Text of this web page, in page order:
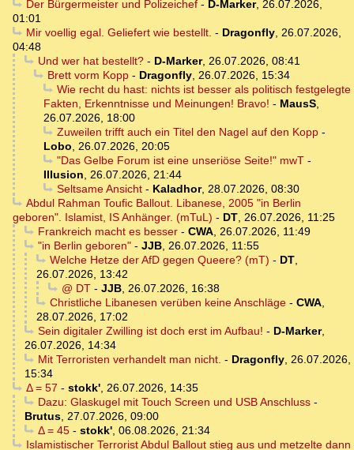
Der Bürgermeister und Polizeichef- D-Marker, 26.07.2026,
01:01
Mir voellig egal. Geliefert wie bestellt. - Dragonfly, 26.07.2026,
04:48
Und wer hat bestellt?- D-Marker, 26.07.2026, 08:41
Brett vorm Kopp- Dragonfly, 26.07.2026, 15:34
Wie recht du hast: nichts ist besser als politisch festgelegte
Fakten, Erkenntnisse und Meinungen! Bravo! - MausS,
26.07.2026, 18:00
Zuweilen trifft auch ein Titel den Nagel auf den Kopp-
Lobo, 26.07.2026, 20:05
"Das Gelbe Forum ist eine unseriöse Seite!" mwT-
Illusion, 26.07.2026, 21:44
Seltsame Ansicht- Kaladhor, 28.07.2026, 08:30
Abdul Rahman Toufic Ballout. Libanese, 2005 "in Berlin
geboren". Islamist, IS Anhänger. (mTuL) - DT, 26.07.2026, 11:25
Frankreich macht es besser- CWA, 26.07.2026, 11:49
"in Berlin geboren"- JJB, 26.07.2026, 11:55
Welche Hetze der AfD gegen Queere? (mT) - DT,
26.07.2026, 13:42
@ DT- JJB, 26.07.2026, 16:38
Christliche Libanesen verüben keine Anschläge- CWA,
28.07.2026, 17:02
Sein digitaler Zwilling ist doch erst im Aufbau! - D-Marker,
26.07.2026, 14:34
Mit Terroristen verhandelt man nicht. - Dragonfly, 26.07.2026,
15:34
Δ = 57 - stokk', 26.07.2026, 14:35
Dazu: Glaskugel mit Touch Screen und USB Anschluss-
Brutus, 27.07.2026, 09:00
Δ = 45- stokk', 06.08.2026, 21:34
Islamistischer Terrorist Abdul Ballout stieg aus und metzelte dann